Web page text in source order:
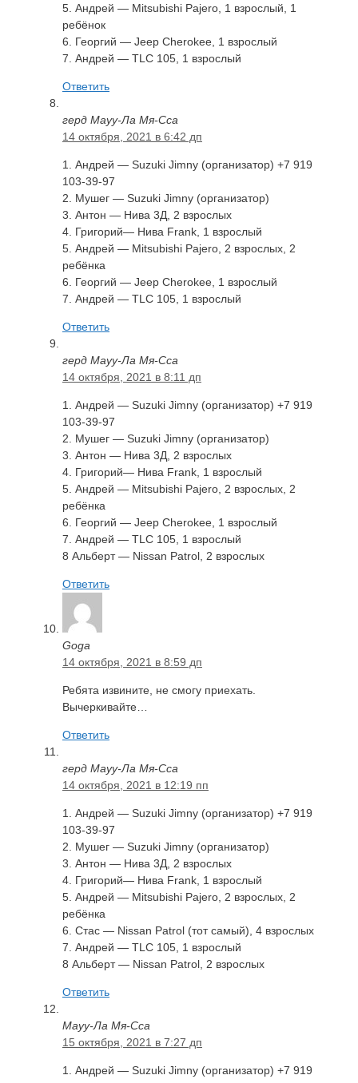
5. Андрей — Mitsubishi Pajero, 1 взрослый, 1
ребёнок
6. Георгий — Jeep Cherokee, 1 взрослый
7. Андрей — TLC 105, 1 взрослый
Ответить
герд Мауу-Ла Мя-Сса
14 октября, 2021 в 6:42 дп
1. Андрей — Suzuki Jimny (организатор) +7 919
103-39-97
2. Мушег — Suzuki Jimny (организатор)
3. Антон — Нива 3Д, 2 взрослых
4. Григорий— Нива Frank, 1 взрослый
5. Андрей — Mitsubishi Pajero, 2 взрослых, 2
ребёнка
6. Георгий — Jeep Cherokee, 1 взрослый
7. Андрей — TLC 105, 1 взрослый
Ответить
герд Мауу-Ла Мя-Сса
14 октября, 2021 в 8:11 дп
1. Андрей — Suzuki Jimny (организатор) +7 919
103-39-97
2. Мушег — Suzuki Jimny (организатор)
3. Антон — Нива 3Д, 2 взрослых
4. Григорий— Нива Frank, 1 взрослый
5. Андрей — Mitsubishi Pajero, 2 взрослых, 2
ребёнка
6. Георгий — Jeep Cherokee, 1 взрослый
7. Андрей — TLC 105, 1 взрослый
8 Альберт — Nissan Patrol, 2 взрослых
Ответить
Goga
14 октября, 2021 в 8:59 дп
Ребята извините, не смогу приехать.
Вычеркивайте…
Ответить
герд Мауу-Ла Мя-Сса
14 октября, 2021 в 12:19 пп
1. Андрей — Suzuki Jimny (организатор) +7 919
103-39-97
2. Мушег — Suzuki Jimny (организатор)
3. Антон — Нива 3Д, 2 взрослых
4. Григорий— Нива Frank, 1 взрослый
5. Андрей — Mitsubishi Pajero, 2 взрослых, 2
ребёнка
6. Стас — Nissan Patrol (тот самый), 4 взрослых
7. Андрей — TLC 105, 1 взрослый
8 Альберт — Nissan Patrol, 2 взрослых
Ответить
Мауу-Ла Мя-Сса
15 октября, 2021 в 7:27 дп
1. Андрей — Suzuki Jimny (организатор) +7 919